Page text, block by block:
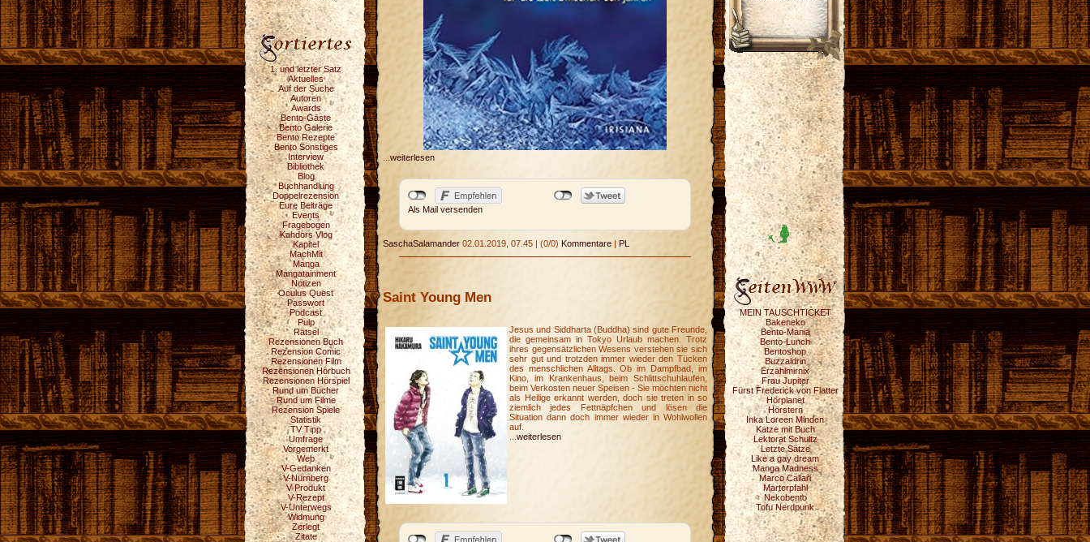
1. und letzter Satz
Aktuelles
Auf der Suche
Autoren
Awards
Bento-Gäste
Bento Galerie
Bento Rezepte
Bento Sonstiges
Interview
Bibliothek
Blog
Buchhandlung
Doppelrezension
Eure Beiträge
Events
Fragebogen
Kahdors Vlog
Kapitel
MachMit
Manga
Mangatainment
Notizen
Oculus Quest
Passwort
Podcast
Pulp
Rätsel
Rezensionen Buch
Rezension Comic
Rezensionen Film
Rezensionen Hörbuch
Rezensionen Hörspiel
Rund um Bücher
Rund um Filme
Rezension Spiele
Statistik
TV Tipp
Umfrage
Vorgemerkt
Web
V-Gedanken
V-Nürnberg
V-Produkt
V-Rezept
V-Unterwegs
Widmung
Zerlegt
Zitate
weiterlesen
Als Mail versenden
SaschaSalamander 02.01.2019, 07.45 (0/0) Kommentare PL
Saint Young Men
Jesus und Siddharta (Buddha) sind gute Freunde,
die gemeinsam in Tokyo Urlaub machen. Trotz
ihres gegensätzlichen Wesens verstehen sie sich
sehr gut und trotzden immer wieder den Tücken
des menschlichen Alltags. Ob im Dampfbad, im
Kino, im Krankenhaus, beim Schlittschuhlaufen,
beim Verkosten neuer Speisen - Sie möchten nicht
als Heilige erkannt werden, doch sie treten in so
ziemlich jedes Fettnäpfchen und lösen die
Situation dann doch immer wieder in Wohlwollen
auf.
weiterlesen
MEIN TAUSCHTICKET
Bakeneko
Bento-Mania
Bento-Lunch
Bentoshop
Buzzaldrin
Erzählmirnix
Frau Jupiter
Fürst Frederick von Flatter
Hörplanet
Hörstern
Inka Loreen Minden
Katze mit Buch
Lektorat Schultz
Letzte Sätze
Like a gay dream
Manga Madness
Marco Callari
Marterpfahl
Nekobento
Tofu Nerdpunk